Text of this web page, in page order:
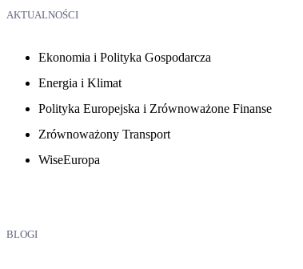
AKTUALNOŚCI
Ekonomia i Polityka Gospodarcza
Energia i Klimat
Polityka Europejska i Zrównoważone Finanse
Zrównoważony Transport
WiseEuropa
BLOGI